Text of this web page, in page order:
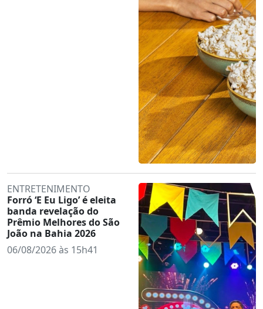
ENTRETENIMENTO
Forró ‘E Eu Ligo’ é eleita
banda revelação do
Prêmio Melhores do São
João na Bahia 2026
06/08/2026 às 15h41